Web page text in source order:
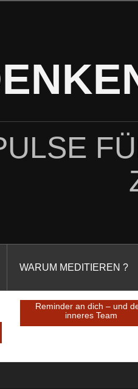
WARUM MEDITIEREN ?
Reminder an dich – und
inneres Team